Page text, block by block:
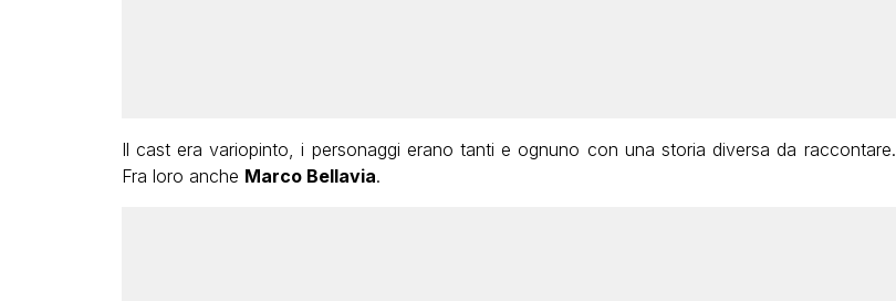
Il cast era variopinto, i personaggi erano tanti e ognuno con una storia diversa da raccontare.
Fra loro anche Marco Bellavia.